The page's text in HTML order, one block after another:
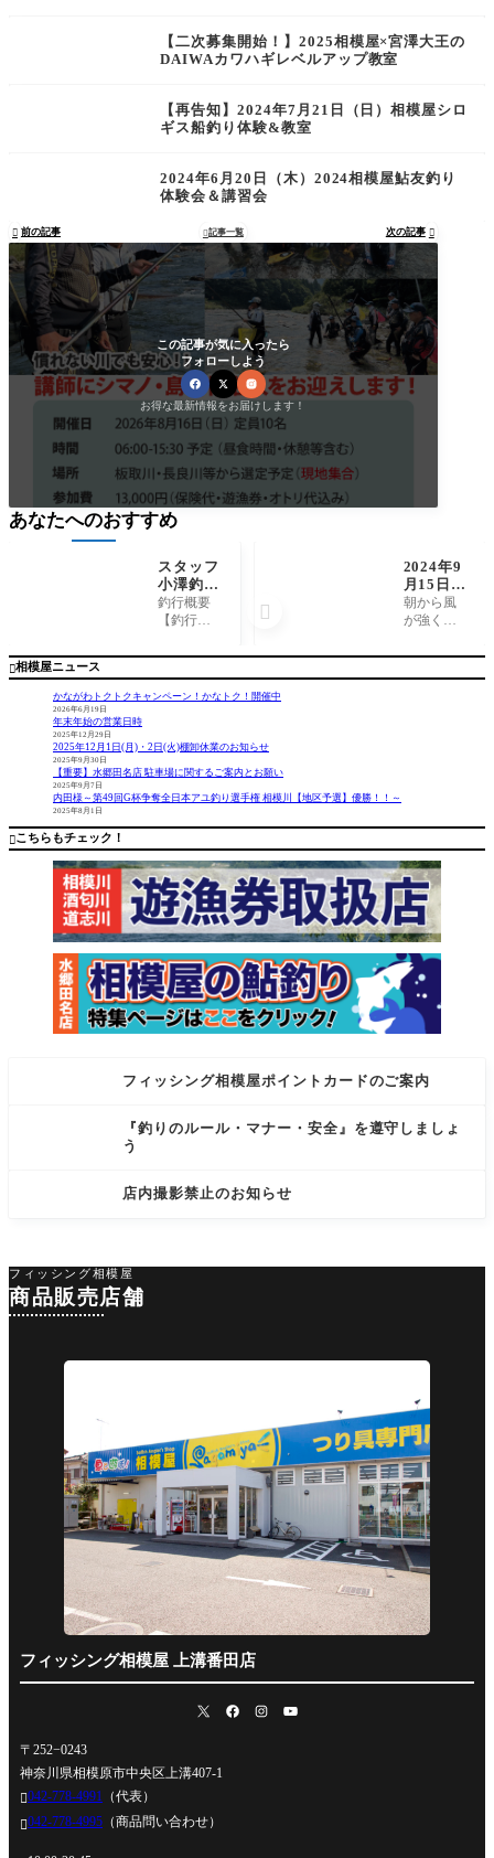
【二次募集開始！】2025相模屋×宮澤大王の
DAIWAカワハギレベルアップ教室
【再告知】2024年7月21日（日）相模屋シロ
ギス船釣り体験&教室
2024年6月20日（木）2024相模屋鮎友釣り
体験会＆講習会
 前の記事 記事一覧 次の記事 
この記事が気に入ったら
フォローしよう
お得な最新情報をお届けします！
相模屋ニュース
かながわトクトクキャンペーン！かなトク！開催中
2026年6月19日
年末年始の営業日時
2025年12月29日
2025年12月1日(月)・2日(火)棚卸休業のお知らせ
2025年9月30日
【重要】水郷田名店 駐車場に関するご案内とお願い
2025年9月7日
内田様～第49回G杯争奪全日本アユ釣り選手権 相模川【地区予選】優勝！！～
2025年8月1日
こちらもチェック！
フィッシング相模屋ポイントカードのご案内
『釣りのルール・マナー・安全』を遵守しましょ
う
店内撮影禁止のお知らせ
あなたへのおすすめ
スタッフ
小澤釣行
記～エボ
シ〜江ノ
沖/マル
～
釣行概要
【釣行
4年7月5日
間】 6:0
エボ
島〜腰越
沖 【船
ヶ崎港
沖右衛門
丸 【
2024年9
月15日
（日）相
模川釣
り kok
朝から風
が強く釣
１日でし

フィッシング相模屋
商品販売店舗
フィッシング相模屋 上溝番田店
〒252−0243
神奈川県相模原市中央区上溝407-1
042-778-4991 （代表）
042-778-4995 （商品問い合わせ）